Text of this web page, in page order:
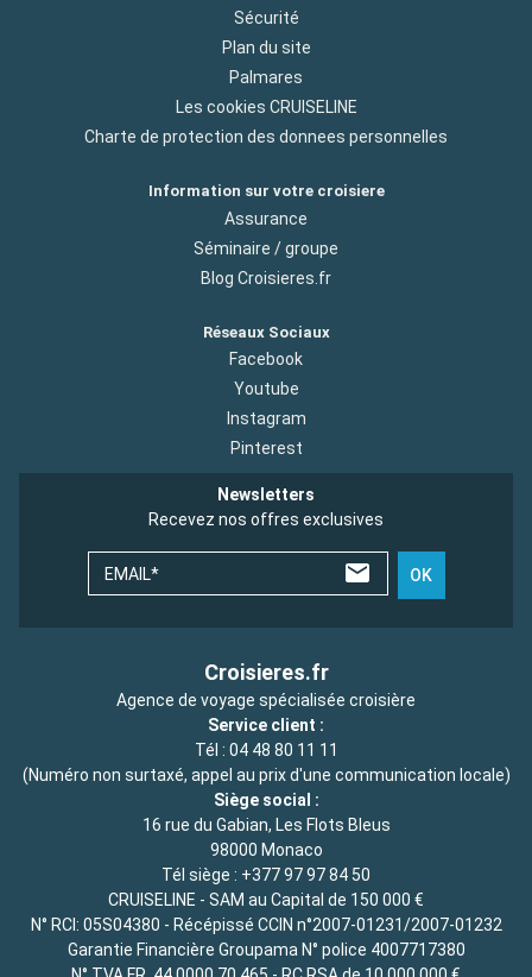
Sécurité
Plan du site
Palmares
Les cookies CRUISELINE
Charte de protection des donnees personnelles
Information sur votre croisiere
Assurance
Séminaire / groupe
Blog Croisieres.fr
Réseaux Sociaux
Facebook
Youtube
Instagram
Pinterest
Newsletters
Recevez nos offres exclusives
EMAIL* OK
Croisieres.fr
Agence de voyage spécialisée croisière
Service client :
Tél : 04 48 80 11 11
(Numéro non surtaxé, appel au prix d'une communication locale)
Siège social :
16 rue du Gabian, Les Flots Bleus
98000 Monaco
Tél siège : +377 97 97 84 50
CRUISELINE - SAM au Capital de 150 000 €
N° RCI: 05S04380 - Récépissé CCIN n°2007-01231/2007-01232
Garantie Financière Groupama N° police 4007717380